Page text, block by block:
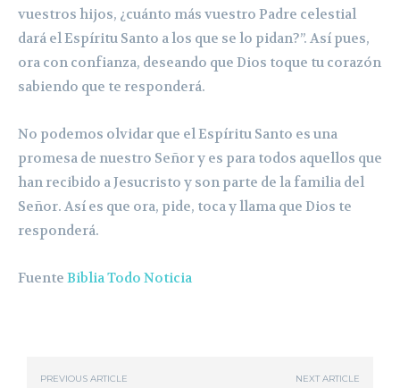
vuestros hijos, ¿cuánto más vuestro Padre celestial
dará el Espíritu Santo a los que se lo pidan?”. Así pues,
ora con confianza, deseando que Dios toque tu corazón
sabiendo que te responderá.
No podemos olvidar que el Espíritu Santo es una
promesa de nuestro Señor y es para todos aquellos que
han recibido a Jesucristo y son parte de la familia del
Señor. Así es que ora, pide, toca y llama que Dios te
responderá.
Fuente Biblia Todo Noticia
PREVIOUS ARTICLE NEXT ARTICLE